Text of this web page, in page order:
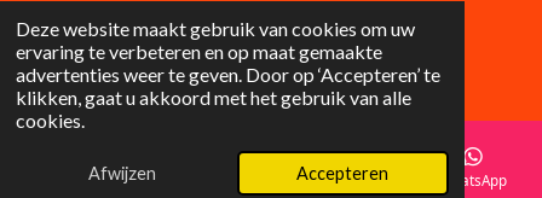
Deze website maakt gebruik van cookies om uw
ervaring te verbeteren en op maat gemaakte
advertenties weer te geven. Door op ‘Accepteren’ te
klikken, gaat u akkoord met het gebruik van alle
cookies.
Afwijzen Accepteren
F
a
c
e
I
n
s
g
© 2025 Lilysgifts
E-mailadres Instagram WhatsApp